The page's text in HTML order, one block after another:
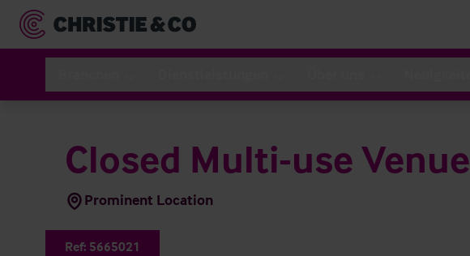
Closed Multi-use Venue
Prominent Location
Ref: 5665021